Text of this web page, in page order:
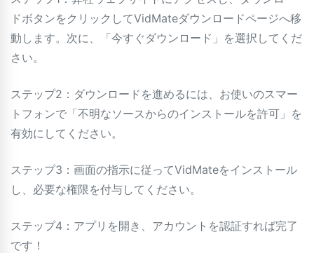
ドボタンをクリックしてVidMateダウンロードページへ移
動します。次に、「今すぐダウンロード」を選択してくだ
さい。
ステップ2：ダウンロードを進めるには、お使いのスマー
トフォンで「不明なソースからのインストールを許可」を
有効にしてください。
ステップ3：画面の指示に従ってVidMateをインストール
し、必要な権限を付与してください。
ステップ4：アプリを開き、アカウントを認証すれば完了
です！